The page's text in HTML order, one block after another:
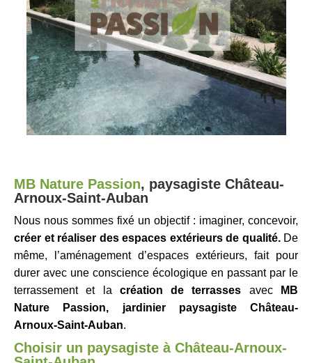
MB Nature Passion, paysagiste Château-
Arnoux-Saint-Auban
Nous nous sommes fixé un objectif : imaginer, concevoir,
créer et réaliser des espaces extérieurs de qualité.De
même, l’aménagement d’espaces extérieurs, fait pour
durer avec une conscience écologique en passant par le
terrassement et la création de terrasses avec
MB
Nature Passion, jardinier paysagiste Château-
Arnoux-Saint-Auban.
Choisir un paysagiste à Château-Arnoux-